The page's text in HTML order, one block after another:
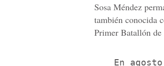
Sosa Méndez
también conocida
Primer Batallón
En